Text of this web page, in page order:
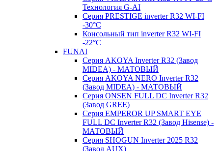
Технология G-AI
Серия PRESTIGE inverter R32 WI-FI
-30°C
Консольный тип inverter R32 WI-FI
-22°C
FUNAI
Серия AKOYA Inverter R32 (Завод
MIDEA) - МАТОВЫЙ
Серия AKOYA NERO Inverter R32
(Завод MIDEA) - МАТОВЫЙ
Серия ONSEN FULL DC Inverter R32
(Завод GREE)
Серия EMPEROR UP SMART EYE
FULL DC Inverter R32 (Завод Hisense) -
МАТОВЫЙ
Серия SHOGUN Inverter 2025 R32
(Завод AUX)